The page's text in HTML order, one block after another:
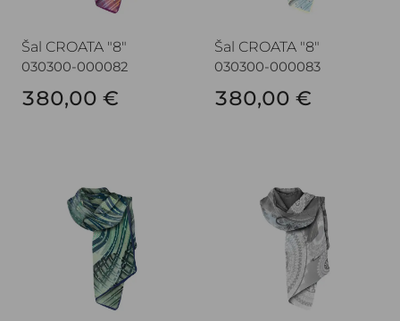
Šal CROATA "8"
030300-000082
380,00 €
Šal CROATA "8"
030300-000083
380,00 €